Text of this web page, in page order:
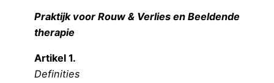
Praktijk voor Rouw & Verlies en Beeldende
therapie
Artikel 1.
Definities